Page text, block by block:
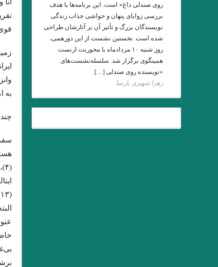
فلاش .
. مقایسه هفت
گذشته ا شعری از
من –
نقطه‌ی روشن.
.
گئورگ تراكل . شب زمستاني.
و هر امتى را
به
روی صندلی داغ» است. این برنامه‌ها با هدف
بررسی زوایای پنهان و حواشی جذاب زندگی
نویسندگان بزرگ و تأثیر آن بر آثارشان طراحی
شده است. نخستین نشست از این دورهمی،
روز شنبه ۱۰ مردادماه با محوریت ارنست
همینگوی برگزار شد. سلسله‌نشست‌های
«نویسنده روی صندلی […]
زهرا شهیری پارسا